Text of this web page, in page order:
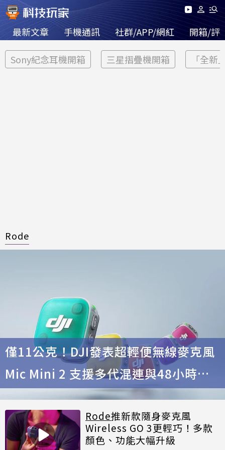
最新文章 手機通訊 社群/APP/網紅 開箱/評
Sony紀念耳機開箱 三星摺疊機開箱 「全新
Rode
僅11公克！DJI發表超輕便無線麥克風
Mic Mini 2 支援多代混連與48小時續
航
Rode推新款隨身麥克風
Wireless GO 3更輕巧！多款
顏色、功能大幅升級